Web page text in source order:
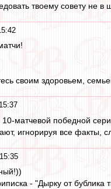
твоему совету не
своим здоровьем,
матчевой победной
игнорируя все факты,
- "Дырку от бублика